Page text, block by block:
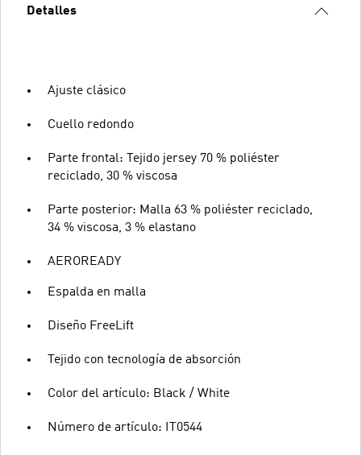
Detalles
Ajuste clásico
Cuello redondo
Parte frontal: Tejido jersey 70 % poliéster
reciclado, 30 % viscosa
Parte posterior: Malla 63 % poliéster reciclado,
34 % viscosa, 3 % elastano
AEROREADY
Espalda en malla
Diseño FreeLift
Tejido con tecnología de absorción
Color del artículo: Black / White
Número de artículo: IT0544